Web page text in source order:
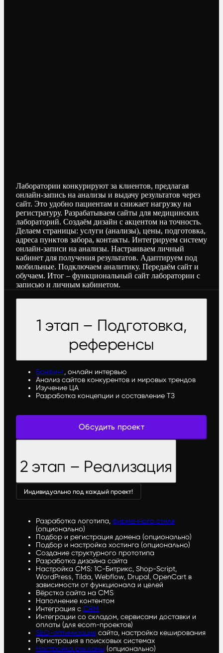
Лаборатории конкурируют за клиентов, предлагая
онлайн-запись на анализы и выдачу результатов через
сайт. Это удобно пациентам и снижает нагрузку на
регистратуру. Разрабатываем сайты для медицинских
лабораторий. Создаём дизайн с акцентом на точность.
Делаем страницы: услуги (анализы), цены, подготовка,
адреса пунктов забора, контакты. Интегрируем систему
онлайн-записи на анализы. Настраиваем личный
кабинет для получения результатов. Адаптируем под
мобильные. Подключаем аналитику. Передаём сайт и
обучаем. Итог – функциональный сайт лаборатории с
записью и личным кабинетом.
1 этап – Подготовка,
референсы
Брифинг, онлайн интервью
Анализ сайтов конкурентов и мировых трендов
Изучение ЦА
Разработка концепции и составление ТЗ
Обсудить проект
2 этап – Реализация
Индивидуально под каждый проект!
Разработка логотипа, фирменного стиля
(опционально)
Подбор и регистрация домена (опционально)
Подбор и настройка хостинга (опционально)
Создание структурного прототипа
Разработка дизайна сайта
Настройка CMS: 1С-Битрикс, Shop-Script,
WordPress, Tilda, Webflow, Drupal, OpenCart в
зависимости от функционала и целей
Вёрстка сайта на CMS
Наполнение контентом
Интеграция с CRM
Интеграции со складом, сервисами доставки и
оплаты (для ecom-проектов)
SEO-оптимизация сайта, настройка кеширования
Регистрация в поисковых системах
Настройка рекламы (опционально)